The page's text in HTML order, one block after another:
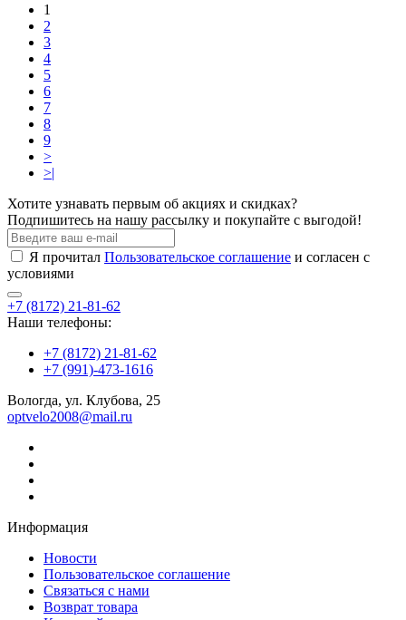
1
2
3
4
5
6
7
8
9
>
>|
Хотите узнавать первым об акциях и скидках?
Подпишитесь на нашу рассылку и покупайте с выгодой!
Я прочитал Пользовательское соглашение и согласен с
условиями
+7 (8172) 21-81-62
Наши телефоны:
+7 (8172) 21-81-62
+7 (991)-473-1616
Вологда, ул. Клубова, 25
optvelo2008@mail.ru
Информация
Новости
Пользовательское соглашение
Связаться с нами
Возврат товара